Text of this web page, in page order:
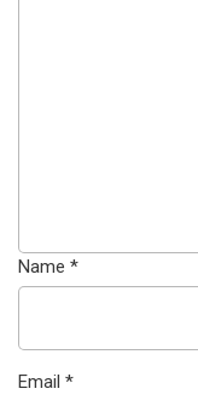
Name *
Email *